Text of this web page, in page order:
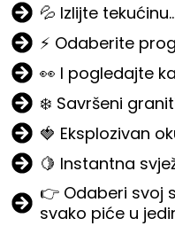
💦 Izlijte
⚡ Odaberite
👀 I pogledajte
❄️ Savršeni
🍓 Eksplozivan
🍋 Instantna
👉 Odaberi svoj
svako piće u